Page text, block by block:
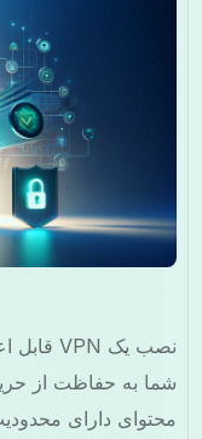
فارسی
به حفاظت از حریم